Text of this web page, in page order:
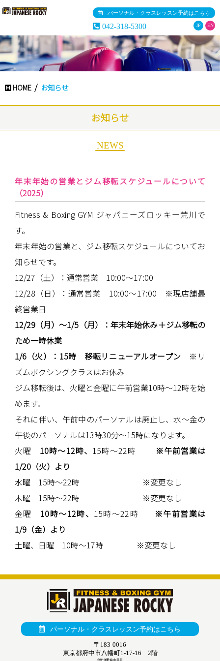
パーソナル・クラスレッスン予約はこちら
042-318-5300 JP EN
HOME お知らせ
お知らせ
NEWS
年末年始の営業とジム移転スケジュールについて
（2025）
Fitness & Boxing GYM ジャパニーズロッキー荒川で
す。
年末年始の営業と、ジム移転スケジュールについてお
知らせです。
12/27（土）：通常営業 10:00～17:00
12/28（日）：通常営業 10:00～17:00 ※現店舗最
終営業日
12/29（月）～1/5（月）：年末年始休み＋ジム移転の
ため一時休業
1/6 （火）： 15時 移転リニューアルオープン ※リ
ズムボクシングクラスはお休み
ジム移転後は、火曜と金曜に午前営業10時～12時を始
めます。
それに伴い、午前中のパーソナルは廃止し、水～金の
午後のパーソナルは13時30分～15時になります。
火曜 10時～12時、 15時～22時
※午前営業は
1/20（火）より
水曜 15時～22時 ※変更なし
木曜 15時～22時 ※変更なし
金曜 10時～12時、 15時～22時 ※午前営業は
1/9（金）より
土曜、日曜 10時～17時 ※変更なし
パーソナル・クラスレッスン予約はこちら
〒183-0016
東京都府中市八幡町1-17-16 2階